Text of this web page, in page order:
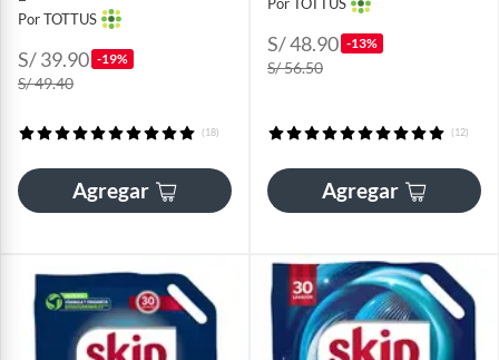
Por TOTTUS
S/ 39.90 -19%
S/ 49.40
(18)
Agregar
Por TOTTUS
S/ 48.90 -13%
S/ 56.50
(12)
Agregar